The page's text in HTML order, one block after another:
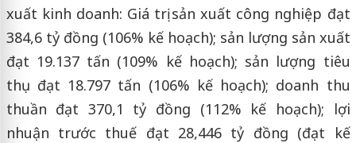
xuất kinh doanh: Giá trị sản xuất công nghiệp đạt
384,6 tỷ đồng (106% kế hoạch); sản lượng sản xuất
đạt 19.137 tấn (109% kế hoạch); sản lượng tiêu
thụ đạt 18.797 tấn (106% kế hoạch); doanh thu
thuần đạt 370,1 tỷ đồng (112% kế hoạch); lợi
nhuận trước thuế đạt 28,446 tỷ đồng (đạt kế